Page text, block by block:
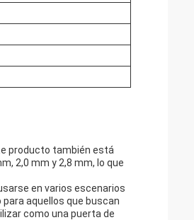
producto también está
2,0 mm y 2,8 mm, lo que
en varios escenarios
aquellos que buscan
como una puerta de